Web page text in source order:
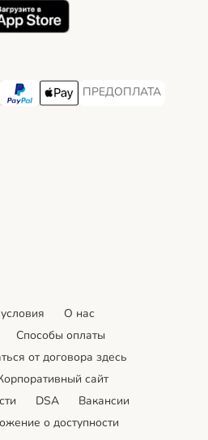
Payment Method
Payment Method
PayPal Payment Method
Apple Pay Payment Method
ПРЕДОПЛАТА
ПРЕДОПЛАТА
Method
О нас
Cпособы оплаты
от договора здесь
сайт
DSA
Вакансии
о доступности